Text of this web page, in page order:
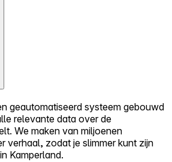
geautomatiseerd systeem gebouwd
relevante data over de
We maken van miljoenen
verhaal, zodat je slimmer kunt zijn
Kamperland.